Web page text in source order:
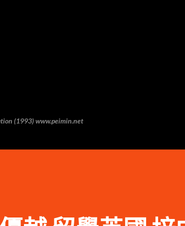
(1993) www.peimin.net